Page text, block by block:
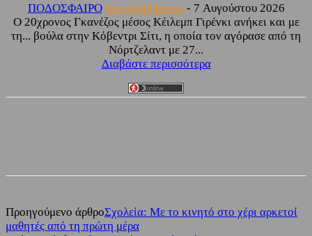
ΠΟΔΟΣΦΑΙΡΟ sporting24news - 7 Αυγούστου 2026
Ο 20χρονος Γκανέζος μέσος Κέιλεμπ Γιρένκι ανήκει και με
τη... βούλα στην Κόβεντρι Σίτι, η οποία τον αγόρασε από τη
Νόρτζελαντ με 27...
Διαβάστε περισσότερα
Προηγούμενο άρθροΣχολεία: Με το κινητό στο χέρι αρκετοί
μαθητές από τη πρώτη μέρα